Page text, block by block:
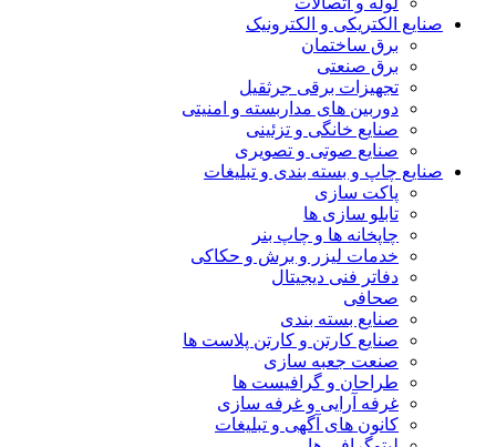
صنایع الکتریکی و الکترونیک
برق ساختمان
برق صنعتی
تجهیزات برقی جرثقیل
دوربین های مداربسته و امنیتی
صنایع خانگی و تزئینی
صنایع صوتی و تصویری
صنایع چاپ و بسته بندی و تبلیغات
پاکت سازی
تابلو سازی ها
چاپخانه ها و چاپ بنر
خدمات لیزر و برش و حکاکی
دفاتر فنی دیجیتال
صحافی
صنایع بسته بندی
صنایع کارتن و کارتن پلاست ها
صنعت جعبه سازی
طراحان و گرافیست ها
غرفه آرایی و غرفه سازی
کانون های آگهی و تبلیغات